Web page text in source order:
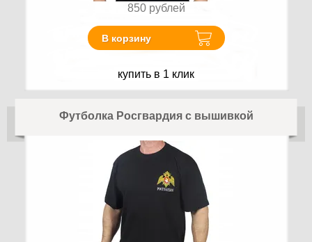
850 рублей
В корзину
купить в 1 клик
Футболка Росгвардия с вышивкой